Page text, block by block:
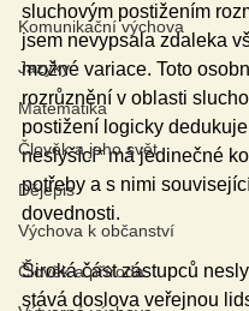
Komunikační výchova
Jazyky
Matematika
Člověk a jeho svět
Dějepis
Výchova k občanství
Člověk a příroda
sluchovým postižením
jsem nevypsala zdaleka
možné variace. Toto
rozrůznění v oblasti
postižení logicky
neslyšící* má jedinečné
potřeby a s nimi
dovednosti.
Široká část zástupců
stává doslova veřejnou